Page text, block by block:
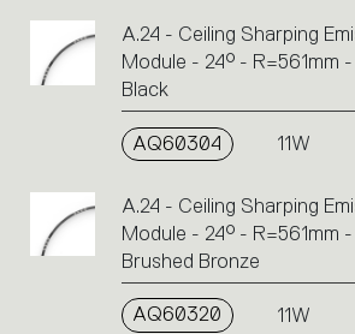
A.24 - Ceiling Sharping
Module - 24° - R=561mm
Black
AQ60304 11W
A.24 - Ceiling Sharping
Module - 24° - R=561mm
Brushed Bronze
AQ60320 11W